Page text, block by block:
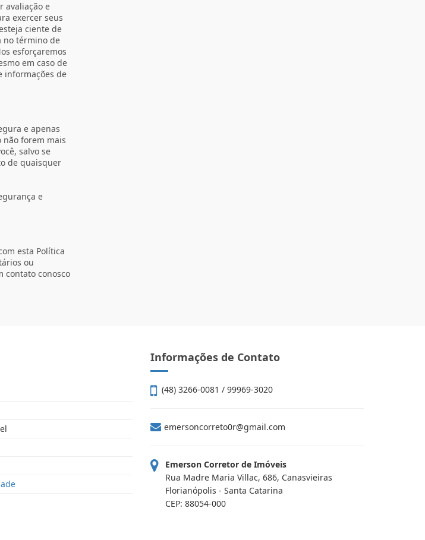
avaliação e
exercer seus
ciente de
no término de
esforçaremos
em caso de
informações de
e apenas
não forem mais
salvo se
de quaisquer
e
esta Política
ou
contato conosco
Informações de Contato
(48) 3266-0081 / 99969-3020
emersoncorreto0r@gmail.com
Emerson Corretor de Imóveis
Rua Madre Maria Villac, 686, Canasvieiras
Florianópolis - Santa Catarina
CEP: 88054-000